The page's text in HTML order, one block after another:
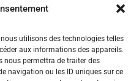
utilisons des technologies telles
aux informations des appareils.
nous permettra de traiter des
navigation ou les ID uniques sur ce
Iéna » Ligne 9
APE : 9412Z TVA intra-